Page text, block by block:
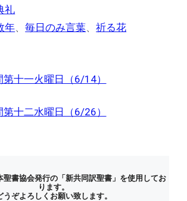
礼
年、毎日のみ言葉、祈る花
第十一火曜日（6/14）
第十二水曜日（6/26）
聖書協会発行の「新共同訳聖書」を使用してお
ります。
うぞよろしくお願い致します。